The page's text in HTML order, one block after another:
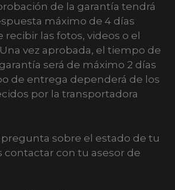
de la garantía tendrá
máximo de 4 días
recibir las fotos, videos o el
vez aprobada, el tiempo de
será de máximo 2 días
de entrega dependerá de los
por la transportadora
sobre el estado de tu
contactar con tu asesor de